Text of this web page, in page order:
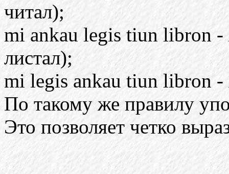
читал);
mi ankau legis tiun libron -
листал);
mi legis ankau tiun libron -
По такому же правилу
Это позволяет четко